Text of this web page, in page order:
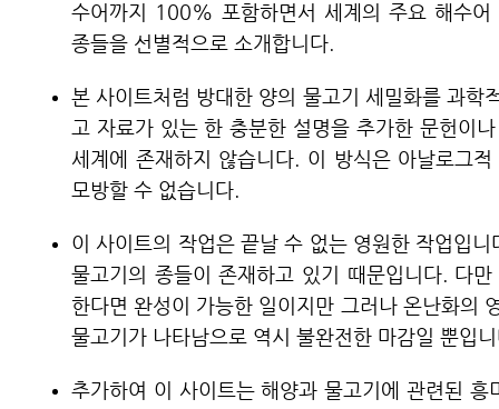
수어까지 100% 포함하면서 세계의 주요 해수어
종들을 선별적으로 소개합니다.
본 사이트처럼 방대한 양의 물고기 세밀화를 과학
고 자료가 있는 한 충분한 설명을 추가한 문헌이
세계에 존재하지 않습니다. 이 방식은 아날로그
모방할 수 없습니다.
이 사이트의 작업은 끝날 수 없는 영원한 작업입
물고기의 종들이 존재하고 있기 때문입니다. 다
한다면 완성이 가능한 일이지만 그러나 온난화의
물고기가 나타남으로 역시 불완전한 마감일 뿐입
추가하여 이 사이트는 해양과 물고기에 관련된 흥